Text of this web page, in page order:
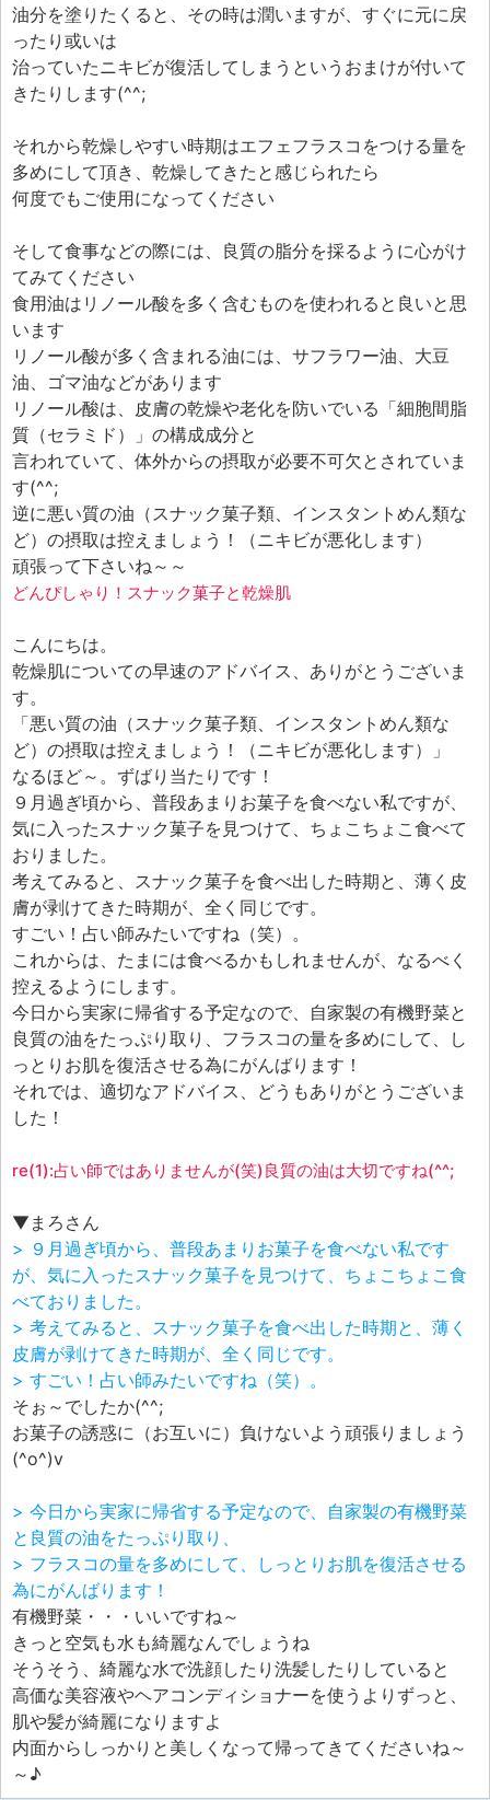
油分を塗りたくると、その時は潤いますが、すぐに元に戻
ったり或いは
治っていたニキビが復活してしまうというおまけが付いて
きたりします(^^;
それから乾燥しやすい時期はエフェフラスコをつける量を
多めにして頂き、乾燥してきたと感じられたら
何度でもご使用になってください
そして食事などの際には、良質の脂分を採るように心がけ
てみてください
食用油はリノール酸を多く含むものを使われると良いと思
います
リノール酸が多く含まれる油には、サフラワー油、大豆
油、ゴマ油などがあります
リノール酸は、皮膚の乾燥や老化を防いでいる「細胞間脂
質（セラミド）」の構成成分と
言われていて、体外からの摂取が必要不可欠とされていま
す(^^;
逆に悪い質の油（スナック菓子類、インスタントめん類な
ど）の摂取は控えましょう！（ニキビが悪化します）
頑張って下さいね～～
どんぴしゃり！スナック菓子と乾燥肌
こんにちは。
乾燥肌についての早速のアドバイス、ありがとうございま
す。
「悪い質の油（スナック菓子類、インスタントめん類な
ど）の摂取は控えましょう！（ニキビが悪化します）」
なるほど～。ずばり当たりです！
９月過ぎ頃から、普段あまりお菓子を食べない私ですが、
気に入ったスナック菓子を見つけて、ちょこちょこ食べて
おりました。
考えてみると、スナック菓子を食べ出した時期と、薄く皮
膚が剥けてきた時期が、全く同じです。
すごい！占い師みたいですね（笑）。
これからは、たまには食べるかもしれませんが、なるべく
控えるようにします。
今日から実家に帰省する予定なので、自家製の有機野菜と
良質の油をたっぷり取り、フラスコの量を多めにして、し
っとりお肌を復活させる為にがんばります！
それでは、適切なアドバイス、どうもありがとうございま
した！
re(1):占い師ではありませんが(笑)良質の油は大切ですね(^^;
▼まろさん
> ９月過ぎ頃から、普段あまりお菓子を食べない私です
が、気に入ったスナック菓子を見つけて、ちょこちょこ食
べておりました。
> 考えてみると、スナック菓子を食べ出した時期と、薄く
皮膚が剥けてきた時期が、全く同じです。
> すごい！占い師みたいですね（笑）。
そぉ～でしたか(^^;
お菓子の誘惑に（お互いに）負けないよう頑張りましょう
(^o^)v
> 今日から実家に帰省する予定なので、自家製の有機野菜
と良質の油をたっぷり取り、
> フラスコの量を多めにして、しっとりお肌を復活させる
為にがんばります！
有機野菜・・・いいですね～
きっと空気も水も綺麗なんでしょうね
そうそう、綺麗な水で洗顔したり洗髪したりしていると
高価な美容液やヘアコンディショナーを使うよりずっと、
肌や髪が綺麗になりますよ
内面からしっかりと美しくなって帰ってきてくださいね～
～♪